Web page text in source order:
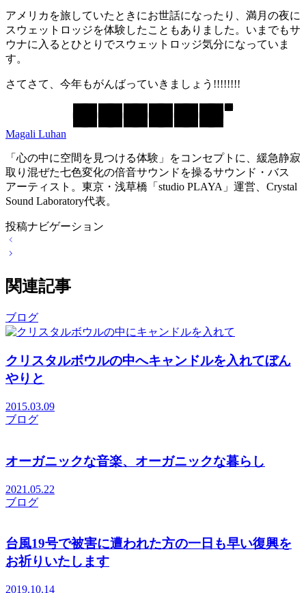
アメリカを旅していたときにお世話になったり、満月の夜に
スウェットロッジを体験したこともありました。いまでもサ
ウナに入るとひとりでスウェットロッジ気分になっていま
す。
さてさて、今年もがんばっていきましょう!!!!!!!!
Magali Luhan
「心の中に空間を見つける体験」をコンセプトに、緩急静寂
取り混ぜた七色変化の倍音サウンドを操るサウンド・バス
アーティスト。東京・浅草橋「studio PLAYA」運営、Crystal
Sound Laboratory代表。
投稿ナビゲーション
関連記事
ブログ
クリスタルボウルの中へキャンドルを入れてぼん
やりと
2015.03.09
ブログ
オーガニックな音楽、オーガニックな暮らし
2021.05.22
ブログ
台風19号で被害に遭われた方の一日も早い復興を
お祈りいたします
2019.10.14